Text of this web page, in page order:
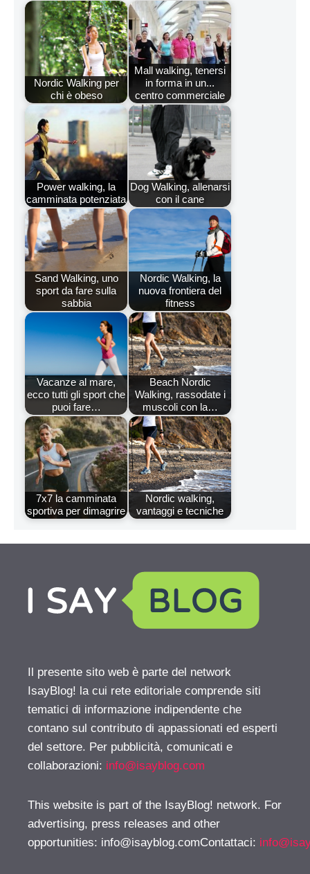
Nordic Walking per
chi è obeso
Mall walking, tenersi
in forma in un...
centro commerciale
Power walking, la
camminata potenziata
Dog Walking, allenarsi
con il cane
Sand Walking, uno
sport da fare sulla
sabbia
Nordic Walking, la
nuova frontiera del
fitness
Vacanze al mare,
ecco tutti gli sport che
puoi fare…
Beach Nordic
Walking, rassodate i
muscoli con la…
7x7 la camminata
sportiva per dimagrire
Nordic walking,
vantaggi e tecniche
Il presente sito web è parte del network
IsayBlog! la cui rete editoriale comprende siti
tematici di informazione indipendente che
contano sul contributo di appassionati ed esperti
del settore. Per pubblicità, comunicati e
collaborazioni: info@isayblog.com
This website is part of the IsayBlog! network. For
advertising, press releases and other
opportunities: info@isayblog.comContattaci: